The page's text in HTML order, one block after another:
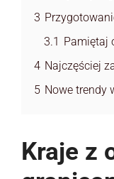
3
3.1
Pamiętaj
4 Najczęściej
5 Nowe trendy
Kraje z